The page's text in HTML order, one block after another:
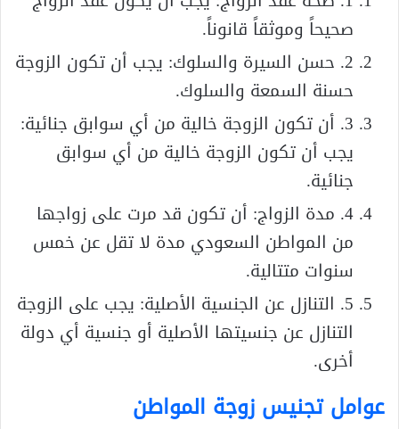
صحيحاً وموثقاً قانوناً.
2. حسن السيرة والسلوك: يجب أن تكون الزوجة
حسنة السمعة والسلوك.
3. أن تكون الزوجة خالية من أي سوابق جنائية:
يجب أن تكون الزوجة خالية من أي سوابق
جنائية.
4. مدة الزواج: أن تكون قد مرت على زواجها
من المواطن السعودي مدة لا تقل عن خمس
سنوات متتالية.
5. التنازل عن الجنسية الأصلية: يجب على الزوجة
التنازل عن جنسيتها الأصلية أو جنسية أي دولة
أخرى.
عوامل تجنيس زوجة المواطن